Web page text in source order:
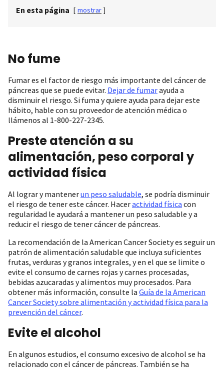
En esta página [ mostrar ]
No fume
Fumar es el factor de riesgo más importante del cáncer de
páncreas que se puede evitar. Dejar de fumarayuda a
disminuir el riesgo. Si fuma y quiere ayuda para dejar este
hábito, hable con su proveedor de atención médica o
llámenos al 1-800-227-2345.
Preste atención a su
alimentación, peso corporal y
actividad física
Al lograr y mantenerun peso saludable, se podría disminuir
el riesgo de tener este cáncer. Haceractividad física con
regularidad le ayudará a mantener un peso saludable y a
reducir el riesgo de tener cáncer de páncreas.
La recomendación de la American Cancer Society es seguir un
patrón de alimentación saludable que incluya suficientes
frutas, verduras y granos integrales, y en el que se limite o
evite el consumo de carnes rojas y carnes procesadas,
bebidas azucaradas y alimentos muy procesados. Para
obtener más información, consulte la Guía de la American
Cancer Society sobre alimentación y actividad física para la
prevención del cáncer.
Evite el alcohol
En algunos estudios, el consumo excesivo de alcohol se ha
relacionado con el cáncer de páncreas. También se ha